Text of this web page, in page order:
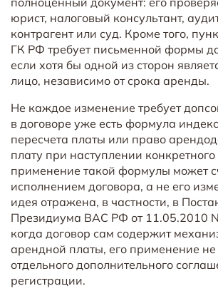
юрист, налоговый консультант,
контрагент или суд. Кроме того,
ГК РФ требует письменной формы
если хотя бы одной из сторон
лицо, независимо от срока аренды.
Не каждое изменение требует
в договоре уже есть формула
пересчета платы или право
плату при наступлении конкретного
применение такой формулы может
исполнением договора, а не его
идея отражена, в частности, в
Президиума ВАС РФ от 11.05.2010
когда договор сам содержит
арендной платы, его применение не
отдельного дополнительного
регистрации.